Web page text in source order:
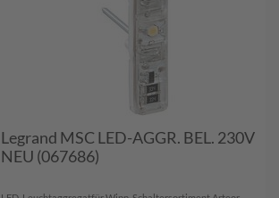
Legrand MSC LED-AGGR. BEL. 230V
NEU (067686)